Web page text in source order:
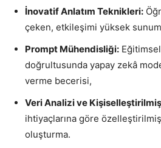
İnovatif Anlatım Teknikleri:
çeken, etkileşimi yüksek
Prompt Mühendisliği:
doğrultusunda yapay zekâ
verme becerisi,
Veri Analizi ve
ihtiyaçlarına göre
oluşturma.